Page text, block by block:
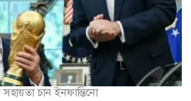
সহায়তা চান ইনফান্তিনো